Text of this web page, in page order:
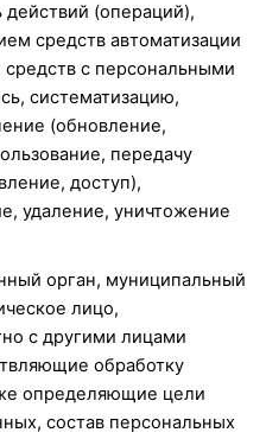
действий (операций),
средств автоматизации
средств с персональными
систематизацию,
(обновление,
передачу
доступ),
удаление, уничтожение
орган, муниципальный
лицо,
с другими лицами
обработку
определяющие цели
состав персональных